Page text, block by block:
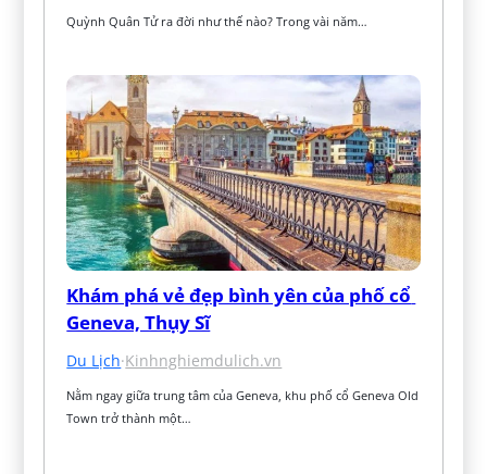
Quỳnh Quân Tử ra đời như thế nào? Trong vài năm…
Khám phá vẻ đẹp bình yên của phố cổ
Geneva, Thụy Sĩ
Du Lịch·Kinhnghiemdulich.vn
Nằm ngay giữa trung tâm của Geneva, khu phố cổ Geneva Old
Town trở thành một…